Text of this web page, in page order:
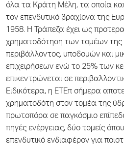
όλα τα Κράτη Μέλη, τα οποία και
τον επενδυτικό βραχίονα της
1958. Η Τράπεζα έχει ως
χρηματοδότηση των τομέων της
περιβάλλοντος, υποδομών και
επιχειρήσεων ενώ το 25% των
επικεντρώνεται σε
Ειδικότερα, η ΕΤΕπ σήμερα
χρηματοδότη στον τομέα της
πρωτοπόρα σε παγκόσμιο
πηγές ενέργειας, δύο τομείς
επενδυτικό ενδιαφέρον για